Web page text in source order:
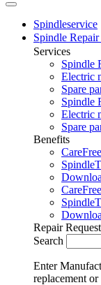
Spindleservice
Spindle Repair
Services
Spindle
Electric
Spare
Spindle
Electric
Spare
Benefits
Repair Request
Search
Enter
replacement